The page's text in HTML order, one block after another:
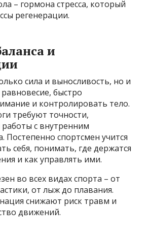
– гормона стресса, который
регенерации.
и
сила и выносливость, но и
быстро
и контролировать тело.
требуют точности,
с внутренним
спортсмен учится
себя, понимать, где держатся
и как управлять ими.
во всех видах спорта – от
от лыж до плавания.
снижают риск травм и
движений.